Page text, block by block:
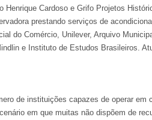
Henrique Cardoso e Grifo Projetos
prestando serviços de
do Comércio, Unilever, Arquivo
e Instituto de Estudos Brasileiros.
de instituições capazes de operar em
em que muitas não dispõem de